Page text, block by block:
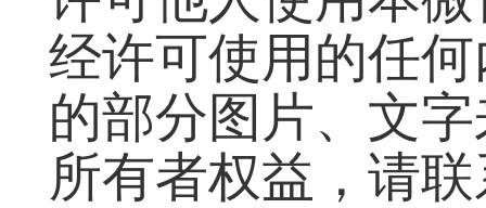
经许可使用的任
的部分图片、文
所有者权益，请